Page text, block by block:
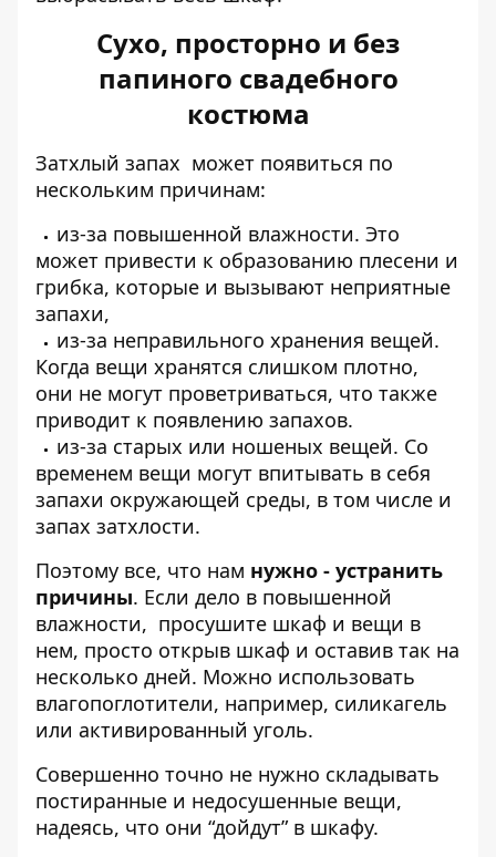
Сухо, просторно и без
папиного свадебного
костюма
Затхлый запах может появиться по
нескольким причинам:
из-за повышенной влажности. Это
может привести к образованию плесени и
грибка, которые и вызывают неприятные
запахи,
из-за неправильного хранения вещей.
Когда вещи хранятся слишком плотно,
они не могут проветриваться, что также
приводит к появлению запахов.
из-за старых или ношеных вещей. Со
временем вещи могут впитывать в себя
запахи окружающей среды, в том числе и
запах затхлости.
Поэтому все, что нам нужно - устранить
причины. Если дело в повышенной
влажности, просушите шкаф и вещи в
нем, просто открыв шкаф и оставив так на
несколько дней. Можно использовать
влагопоглотители, например, силикагель
или активированный уголь.
Совершенно точно не нужно складывать
постиранные и недосушенные вещи,
надеясь, что они “дойдут” в шкафу.